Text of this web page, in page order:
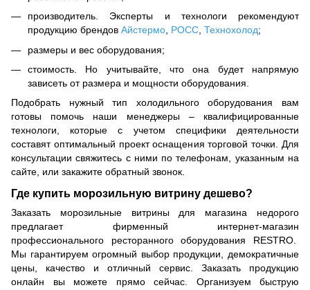
производитель. Эксперты и технологи рекомендуют
продукцию брендов Айстермо, РОСС, Технохолод;
размеры и вес оборудования;
стоимость. Но учитывайте, что она будет напрямую
зависеть от размера и мощности оборудования.
Подобрать нужный тип холодильного оборудования вам
готовы помочь наши менеджеры – квалифицированные
технологи, которые с учетом специфики деятельности
составят оптимальный проект оснащения торговой точки. Для
консультации свяжитесь с ними по телефонам, указанным на
сайте, или закажите обратный звонок.
Где купить морозильную витрину дешево?
Заказать морозильные витрины для магазина недорого
предлагает фирменный интернет-магазин
профессионального ресторанного оборудования RESTRO.
Мы гарантируем огромный выбор продукции, демократичные
цены, качество и отличный сервис. Заказать продукцию
онлайн вы можете прямо сейчас. Организуем быструю